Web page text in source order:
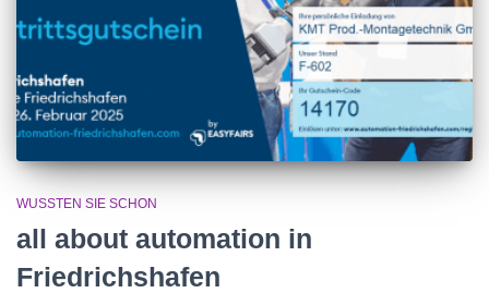
WUSSTEN SIE SCHON
all about automation in
Friedrichshafen